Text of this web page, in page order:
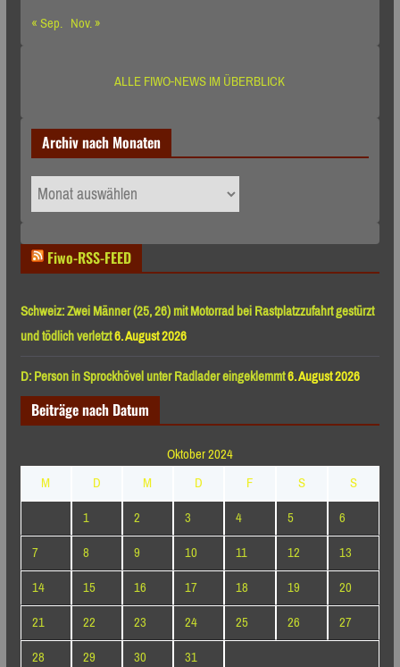
« Sep. Nov. »
ALLE FIWO-NEWS IM ÜBERBLICK
Archiv nach Monaten
Archiv
nach
Fiwo-RSS-FEED
Schweiz: Zwei Männer (25, 26) mit Motorrad bei Rastplatzzufahrt gestürzt
und tödlich verletzt6. August 2026
D: Person in Sprockhövel unter Radlader eingeklemmt6. August 2026
Beiträge nach Datum
Oktober 2024
M
D M D F S
S
1
2 3 4 5
6
7
8 9 10 11 12
13
14
15 16 17 18 19
20
21
22 23 24 25 26
27
28
29 30 31